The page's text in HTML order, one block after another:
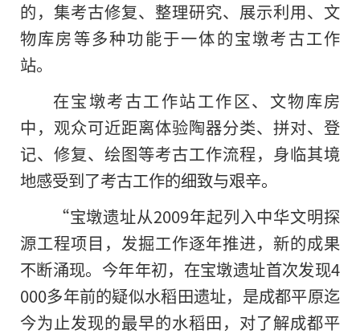
的，集考古修复、整理研究、展示利用、文
物库房等多种功能于一体的宝墩考古工作
站。
在宝墩考古工作站工作区、文物库房
中，观众可近距离体验陶器分类、拼对、登
记、修复、绘图等考古工作流程，身临其境
地感受到了考古工作的细致与艰辛。
“宝墩遗址从2009年起列入中华文明探
源工程项目，发掘工作逐年推进，新的成果
不断涌现。今年年初，在宝墩遗址首次发现4
000多年前的疑似水稻田遗址，是成都平原迄
今为止发现的最早的水稻田，对了解成都平